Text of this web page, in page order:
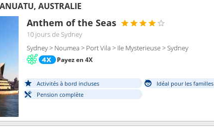
AUSTRALIE
Anthem of the Seas
10 joursde Sydney
Sydney > Noumea > Port Vila > Ile Mysterieuse > Sydney
Payez en 4X
Activités à bord incluses
Idéal pour les familles
Pension complète